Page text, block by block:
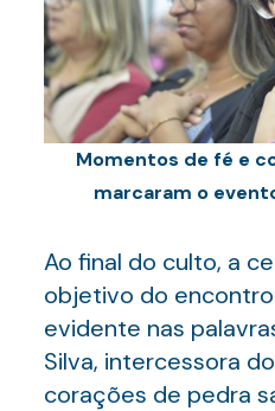
Momentos de fé e
marcaram o
Ao final do culto, a
objetivo do
evidente nas
Silva, intercessora do
corações de pedra